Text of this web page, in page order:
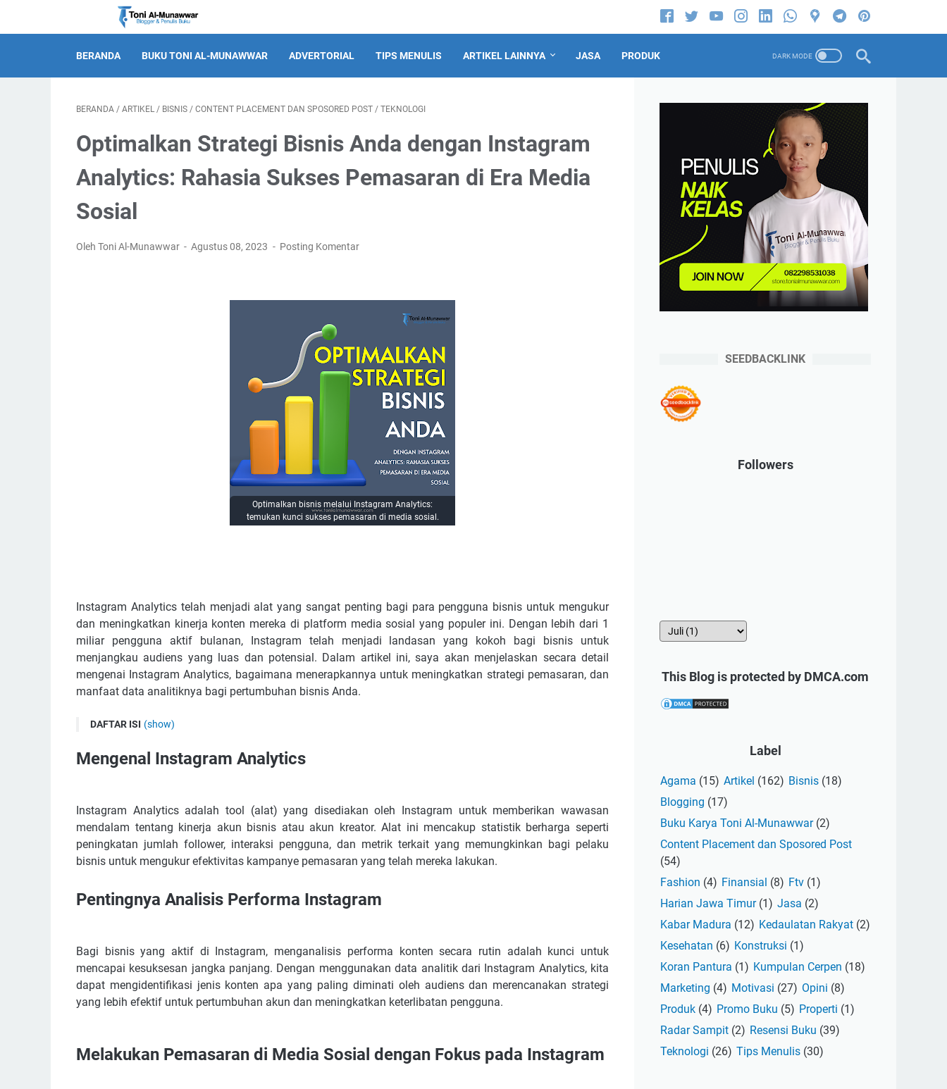
BERANDA BUKU TONI AL-MUNAWWAR ADVERTORIAL TIPS MENULIS ARTIKEL LAINNYA JASA PRODUK
BERANDA / ARTIKEL / BISNIS / CONTENT PLACEMENT DAN SPOSORED POST / TEKNOLOGI
Optimalkan Strategi Bisnis Anda dengan Instagram
Analytics: Rahasia Sukses Pemasaran di Era Media
Sosial
Oleh Toni Al-Munawwar Agustus 08, 2023 Posting Komentar
Optimalkan bisnis melalui Instagram Analytics:
temukan kunci sukses pemasaran di media sosial.
Instagram Analytics telah menjadi alat yang sangat penting bagi para pengguna bisnis untuk mengukur
dan meningkatkan kinerja konten mereka di platform media sosial yang populer ini. Dengan lebih dari 1
miliar pengguna aktif bulanan, Instagram telah menjadi landasan yang kokoh bagi bisnis untuk
menjangkau audiens yang luas dan potensial. Dalam artikel ini, saya akan menjelaskan secara detail
mengenai Instagram Analytics, bagaimana menerapkannya untuk meningkatkan strategi pemasaran, dan
manfaat data analitiknya bagi pertumbuhan bisnis Anda.
DAFTAR ISI (show)
Pentingnya Analisis Performa Instagram
Mengukur Kinerja Konten dengan Instagram Analytics
Strategi Bisnis yang Didukung oleh Data Analitik Instagram
Alat Analisis Media Sosial untuk Keunggulan Kompetitif
Manfaat Data Analitik Instagram untuk Pertumbuhan Bisnis
Pertumbuhan Akun Instagram dengan Strategi yang Tepat
Analisis Statistik Instagram untuk Keputusan yang Tepat
Kesimpulan
Mengenal Instagram Analytics
Instagram Analytics adalah tool (alat) yang disediakan oleh Instagram untuk memberikan wawasan
mendalam tentang kinerja akun bisnis atau akun kreator. Alat ini mencakup statistik berharga seperti
peningkatan jumlah follower, interaksi pengguna, dan metrik terkait yang memungkinkan bagi pelaku
bisnis untuk mengukur efektivitas kampanye pemasaran yang telah mereka lakukan.
Pentingnya Analisis Performa Instagram
Bagi bisnis yang aktif di Instagram, menganalisis performa konten secara rutin adalah kunci untuk
mencapai kesuksesan jangka panjang. Dengan menggunakan data analitik dari Instagram Analytics, kita
dapat mengidentifikasi jenis konten apa yang paling diminati oleh audiens dan merencanakan strategi
yang lebih efektif untuk pertumbuhan akun dan meningkatkan keterlibatan pengguna.
Melakukan Pemasaran di Media Sosial dengan Fokus pada Instagram
SEEDBACKLINK
Followers
This Blog is protected by DMCA.com
Label
Agama (15) Artikel (162) Bisnis (18)
Blogging (17)
Buku Karya Toni Al-Munawwar (2)
Content Placement dan Sposored Post
(54)
Fashion (4) Finansial (8) Ftv (1)
Harian Jawa Timur (1) Jasa (2)
Kabar Madura (12) Kedaulatan Rakyat (2)
Kesehatan (6) Konstruksi (1)
Koran Pantura (1) Kumpulan Cerpen (18)
Marketing (4) Motivasi (27) Opini (8)
Produk (4) Promo Buku (5) Properti (1)
Radar Sampit (2) Resensi Buku (39)
Teknologi (26) Tips Menulis (30)